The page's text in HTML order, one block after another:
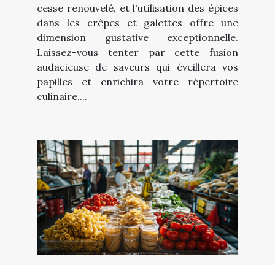
cesse renouvelé, et l'utilisation des épices
dans les crêpes et galettes offre une
dimension gustative exceptionnelle.
Laissez-vous tenter par cette fusion
audacieuse de saveurs qui éveillera vos
papilles et enrichira votre répertoire
culinaire....